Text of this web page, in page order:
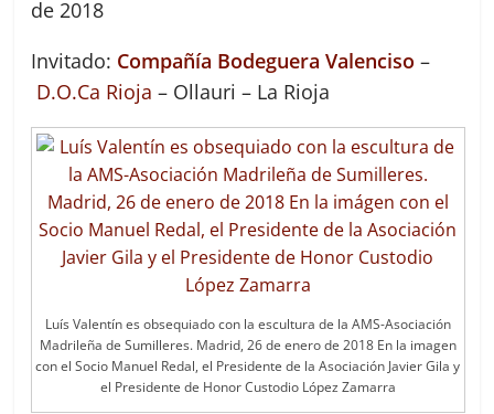
de 2018
Invitado: Compañía Bodeguera Valenciso –
D.O.Ca Rioja – Ollauri – La Rioja
Luís Valentín es obsequiado con la escultura de la AMS-Asociación
Madrileña de Sumilleres. Madrid, 26 de enero de 2018 En la imagen
con el Socio Manuel Redal, el Presidente de la Asociación Javier Gila y
el Presidente de Honor Custodio López Zamarra